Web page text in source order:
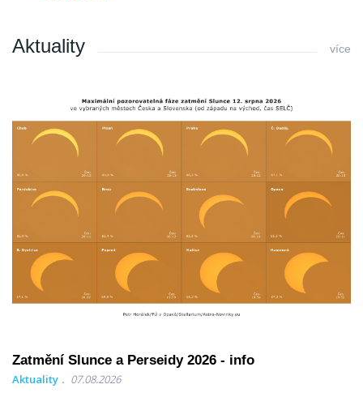
Aktuality více
Zatmění Slunce a Perseidy 2026 - info
Aktuality 07.08.2026